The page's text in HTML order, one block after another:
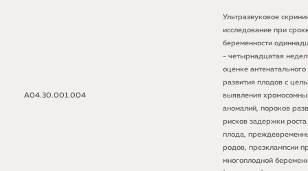
A04.30.001.004
Ультразвуковое
исследование при
беременности
- четырнадцатая
оценке антенатального
развития плодов с
выявления
аномалий, пороков
рисков задержки роста
плода,
родов, преэклампсии
многоплодной